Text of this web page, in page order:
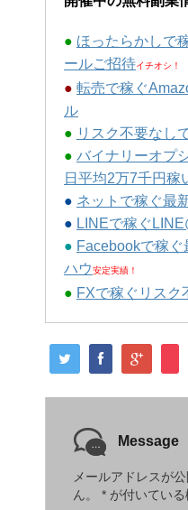
● ほったらかしで
ールご招待イチオシ！
● 転売で稼ぐ
ル
● リスク不要なし
● バイナリーオプ
日平均2万7千円稼
● ネットで稼ぐ最
● LINEで稼ぐ
● Facebookで稼
ハウ安定実績！
● FXで稼ぐリスク
Message
メールアドレスが
ん。
* が付いてい